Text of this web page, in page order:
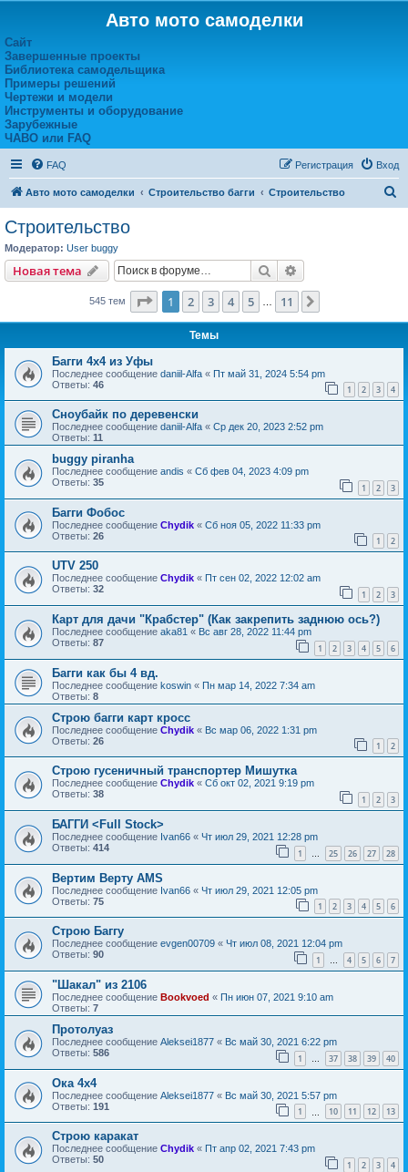
Авто мото самоделки
Сайт
Завершенные проекты
Библиотека самодельщика
Примеры решений
Чертежи и модели
Инструменты и оборудование
Зарубежные
ЧАВО или FAQ
FAQ Вход
Регистрация
Авто мото самоделки Строительство багги Строительство
Строительство
Модератор: User buggy
Новая тема Поиск
545 тем Страница из 11
1 2 3 4 5 11
Темы
Багги 4x4 из Уфы
Последнее сообщение daniil-Alfa « Пт май 31, 2024 5:54 pm
Ответы: 46 1 2 3 4
Сноубайк по деревенски
Последнее сообщение daniil-Alfa « Ср дек 20, 2023 2:52 pm
Ответы: 11
buggy piranha
Последнее сообщение andis « Сб фев 04, 2023 4:09 pm
Ответы: 35 1 2 3
Багги Фобос
Последнее сообщение Chydik « Сб ноя 05, 2022 11:33 pm
Ответы: 26 1 2
UTV 250
Последнее сообщение Chydik « Пт сен 02, 2022 12:02 am
Ответы: 32 1 2 3
Карт для дачи "Крабстер" (Как закрепить заднюю ось?)
Последнее сообщение aka81 « Вс авг 28, 2022 11:44 pm
Ответы: 87 1 2 3 4 5 6
Багги как бы 4 вд.
Последнее сообщение koswin « Пн мар 14, 2022 7:34 am
Ответы: 8
Строю багги карт кросс
Последнее сообщение Chydik « Вс мар 06, 2022 1:31 pm
Ответы: 26 1 2
Строю гусеничный транспортер Мишутка
Последнее сообщение Chydik « Сб окт 02, 2021 9:19 pm
Ответы: 38 1 2 3
БАГГИ <Full Stock>
Последнее сообщение Ivan66 « Чт июл 29, 2021 12:28 pm
Ответы: 414 1 … 25 26 27 28
Вертим Верту AMS
Последнее сообщение Ivan66 « Чт июл 29, 2021 12:05 pm
Ответы: 75 1 2 3 4 5 6
Строю Баггу
Последнее сообщение evgen00709 « Чт июл 08, 2021 12:04 pm
Ответы: 90 1 … 4 5 6 7
"Шакал" из 2106
Последнее сообщение Bookvoed « Пн июн 07, 2021 9:10 am
Ответы: 7
Протолуаз
Последнее сообщение Aleksei1877 « Вс май 30, 2021 6:22 pm
Ответы: 586 1 … 37 38 39 40
Ока 4х4
Последнее сообщение Aleksei1877 « Вс май 30, 2021 5:57 pm
Ответы: 191 1 10 11 12 13
Строю каракат
Последнее сообщение Chydik « Пт апр 02, 2021 7:43 pm
Ответы: 50 1 2 3 4